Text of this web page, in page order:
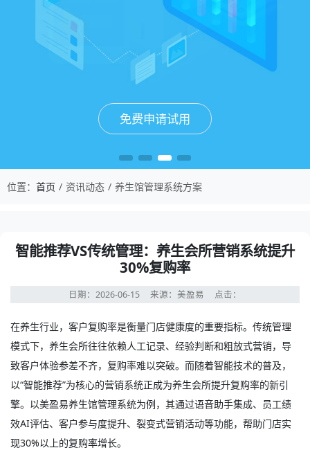
免费申请试用
免费申请试用
免费申请试用
免费申请试用
位置： 首页 资讯动态 养生馆管理系统方案
智能推荐VS传统管理：养生会所营销系统提升
30%复购率
日期：2026-06-15 来源：美盈易 点击：
在养生行业，客户复购率是衡量门店健康度的重要指标。传统管理
模式下，养生会所往往依赖人工记录、经验判断和粗放式营销，导
致客户体验参差不齐，复购率难以突破。而随着智能技术的普及，
以“智能推荐”为核心的营销系统正成为养生会所提升复购率的新引
擎。以美盈易养生馆管理系统为例，其通过语音助手集成、员工绩
效AI评估、客户参与度提升、裂变式营销活动等功能，帮助门店实
现30%以上的复购率增长。